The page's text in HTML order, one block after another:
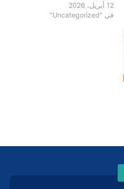
12 أبريل، 2026
في "Uncategorized"